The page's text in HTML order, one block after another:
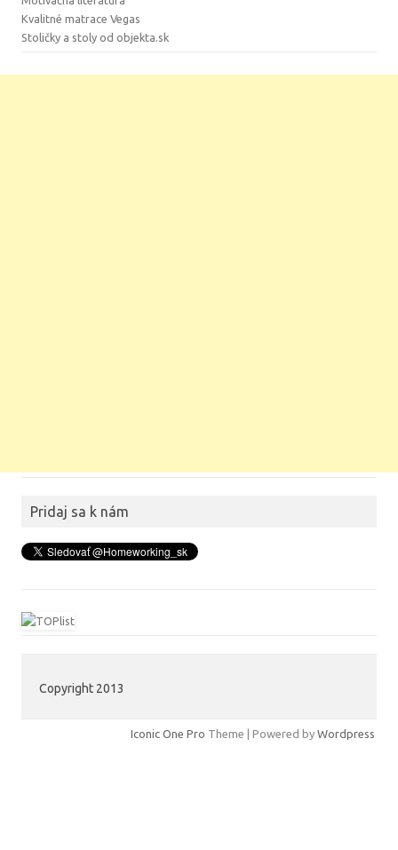
Kvalitné matrace Vegas
Stoličky a stoly od objekta.sk
Pridaj sa k nám
Copyright 2013
Iconic One Pro Theme | Powered by Wordpress